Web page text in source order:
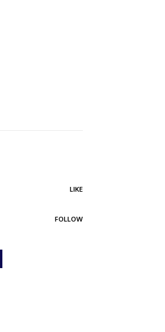
LIKE
FOLLOW